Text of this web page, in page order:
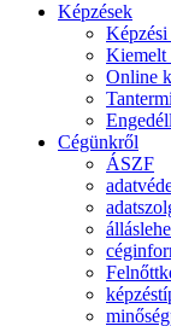
Képzések
Kiemelt
Online
Cégünkről
ÁSZF